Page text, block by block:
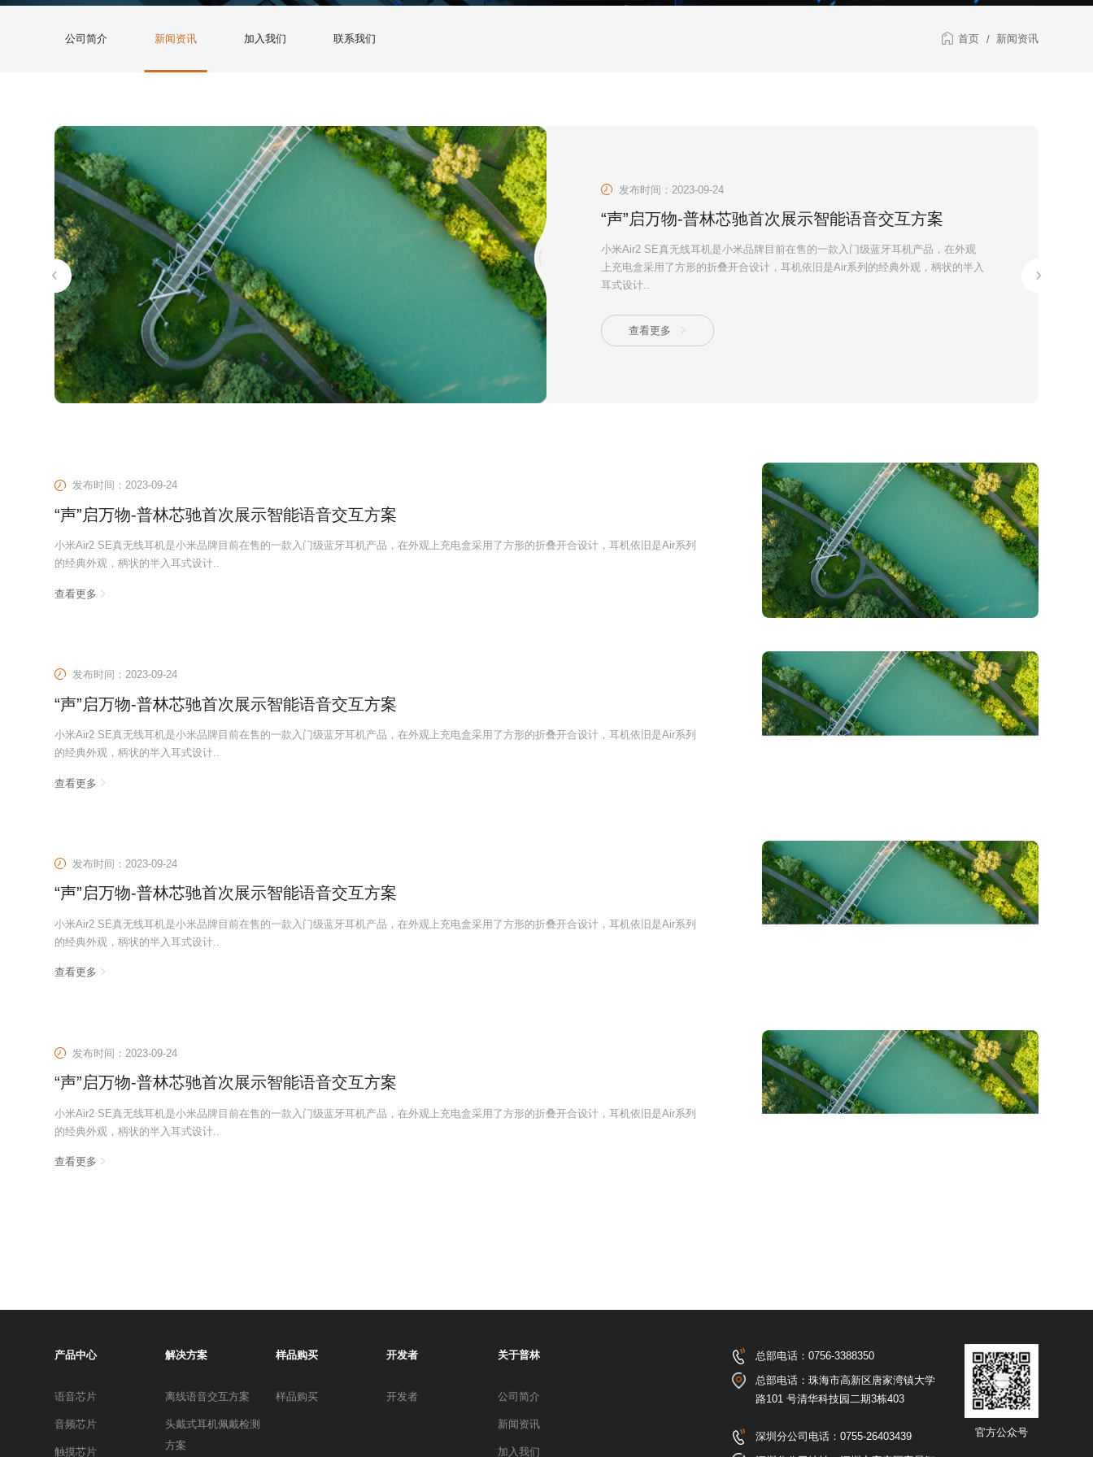
公司简介 新闻资讯 加入我们 联系我们 首页 / 新闻资讯
发布时间：2023-09-24
“声”启万物-普林芯驰首次展示智能语音交互方案
小米Air2 SE真无线耳机是小米品牌目前在售的一款入门级蓝牙耳机产品，在外观
上充电盒采用了方形的折叠开合设计，耳机依旧是Air系列的经典外观，柄状的半入
耳式设计..
查看更多
发布时间：2023-09-24
“声”启万物-普林芯驰首次展示智能语音交互方案
小米Air2 SE真无线耳机是小米品牌目前在售的一款入门级蓝牙耳机产品，在外观上充电盒采用了方形的折叠开合设计，耳机依旧是Air系列
的经典外观，柄状的半入耳式设计..
查看更多
发布时间：2023-09-24
“声”启万物-普林芯驰首次展示智能语音交互方案
小米Air2 SE真无线耳机是小米品牌目前在售的一款入门级蓝牙耳机产品，在外观上充电盒采用了方形的折叠开合设计，耳机依旧是Air系列
的经典外观，柄状的半入耳式设计..
查看更多
发布时间：2023-09-24
“声”启万物-普林芯驰首次展示智能语音交互方案
小米Air2 SE真无线耳机是小米品牌目前在售的一款入门级蓝牙耳机产品，在外观上充电盒采用了方形的折叠开合设计，耳机依旧是Air系列
的经典外观，柄状的半入耳式设计..
查看更多
发布时间：2023-09-24
“声”启万物-普林芯驰首次展示智能语音交互方案
小米Air2 SE真无线耳机是小米品牌目前在售的一款入门级蓝牙耳机产品，在外观上充电盒采用了方形的折叠开合设计，耳机依旧是Air系列
的经典外观，柄状的半入耳式设计..
查看更多
产品中心
语音芯片
音频芯片
触摸芯片
解决方案
离线语音交互方案
头戴式耳机佩戴检测
方案
样品购买
样品购买
开发者
开发者
关于普林
公司简介
新闻资讯
加入我们
总部电话：0756-3388350
总部电话：珠海市高新区唐家湾镇大学
路101 号清华科技园二期3栋403
深圳分公司电话：0755-26403439
官方公众号